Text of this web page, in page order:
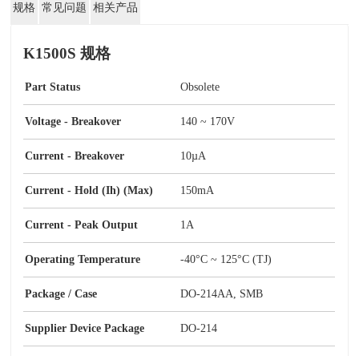
规格 常见问题 相关产品
K1500S 规格
Part Status Obsolete
Voltage - Breakover 140 ~ 170V
Current - Breakover 10µA
Current - Hold (Ih) (Max) 150mA
Current - Peak Output 1A
Operating Temperature -40°C ~ 125°C (TJ)
Package / Case DO-214AA, SMB
Supplier Device Package DO-214